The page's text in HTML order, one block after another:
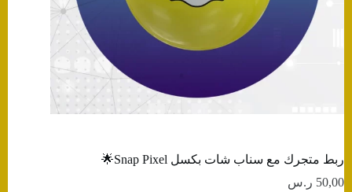
ربط متجرك مع سناب شات بكسل Snap Pixel🌟
50,00 ر.س